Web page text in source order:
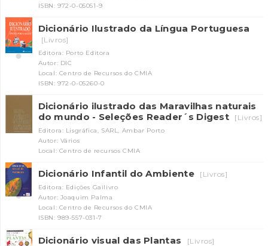
ISBN: 972-0-05051-9
Dicionário Ilustrado da Língua Portuguesa
[Livros]
Editora: Porto Editora
Autor: DIC
Local: Centro de Recursos do CMIA
ISBN: 972-0-05260-0
Dicionário ilustrado das Maravilhas naturais
do mundo - Seleções Reader´s Digest
[Livros]
Editora: Lisgráfica, SARL, Ambar Porto
Autor: Vários
Local: Centro de recursos CMIA
Dicionário Infantil do Ambiente [Livros]
Editora: Edições Gailivro
Autor: Joaquim Palma
Local: Centro de Recursos do CMIA
ISBN: 989-557-031-7
Dicionário visual das Plantas [Livros]